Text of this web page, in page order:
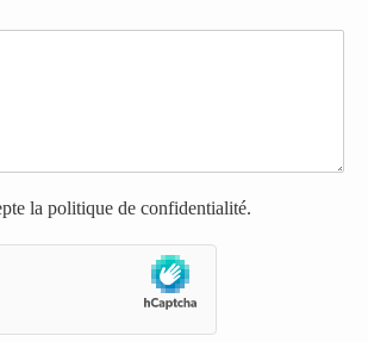
la politique de confidentialité.